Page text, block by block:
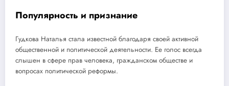
Популярность и признание
Гудкова Наталья стала известной благодаря своей активной
общественной и политической деятельности. Ее голос всегда
слышен в сфере прав человека, гражданском обществе и
вопросах политической реформы.